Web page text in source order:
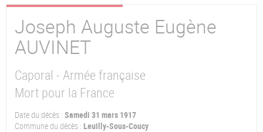
Joseph Auguste Eugène
AUVINET
Caporal - Armée française
Mort pour la France
Date du décès : Samedi 31 mars 1917
Commune du décès : Leuilly-Sous-Coucy